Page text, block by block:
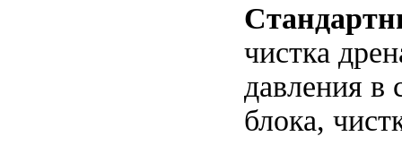
чистка
давления в
блока,